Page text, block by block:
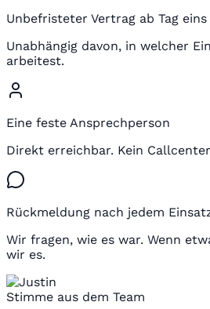
Unbefristeter Vertrag ab Tag eins
Unabhängig davon, in welcher
arbeitest.
Eine feste Ansprechperson
Direkt erreichbar. Kein
Rückmeldung nach jedem
Wir fragen, wie es war. Wenn
wir es.
Stimme aus dem Team